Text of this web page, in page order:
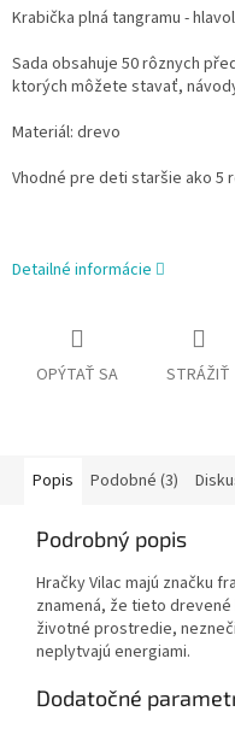
Krabička plná tangramu -
Sada obsahuje 50 rôznych
ktorých môžete stavať,
Materiál: drevo
Vhodné pre deti staršie ako 5
Detailné informácie
OPÝTAŤ SA STRÁŽIŤ
Popis Podobné (3)
Podrobný popis
Hračky Vilac majú značku
znamená, že tieto
životné prostredie,
neplytvajú energiami.
Dodatočné